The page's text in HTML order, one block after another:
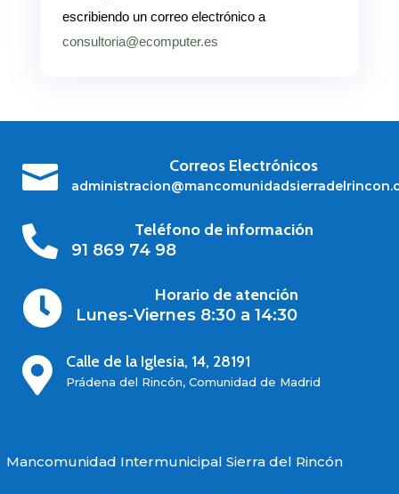
escribiendo un correo electrónico a
consultoria@ecomputer.es
 Correos Electrónicos

Teléfono de información
91 869 74 98

Horario de atención
Lunes-Viernes 8:30 a 14:30
 Calle de la Iglesia, 14, 28191
Prádena del Rincón, Comunidad de Madrid
Mancomunidad Intermunicipal Sierra del Rincón